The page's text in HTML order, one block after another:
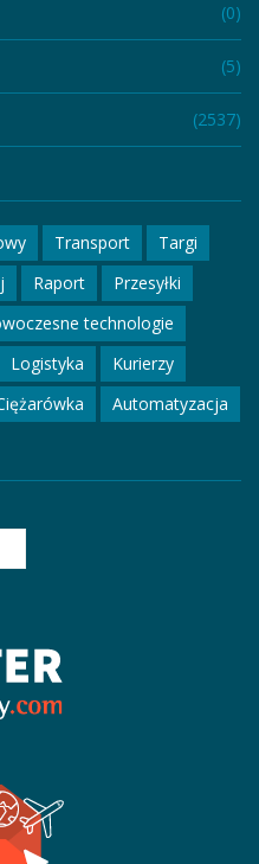
(0)
(5)
(2537)
Transport
Targi
Raport
Przesyłki
technologie
Logistyka
Kurierzy
Automatyzacja